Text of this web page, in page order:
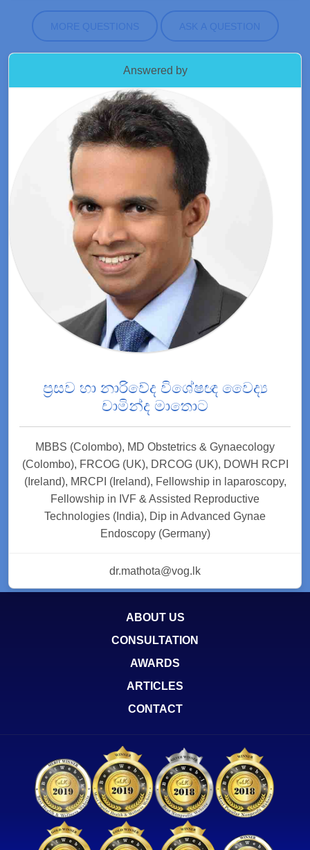
MORE QUESTIONS ASK A QUESTION
Answered by
ප්‍රසව හා නාරිවේද විශේෂඥ වෛද්‍ය
චාමින්ද මාතොට
MBBS (Colombo), MD Obstetrics & Gynaecology
(Colombo), FRCOG (UK), DRCOG (UK), DOWH RCPI
(Ireland), MRCPI (Ireland), Fellowship in laparoscopy,
Fellowship in IVF & Assisted Reproductive
Technologies (India), Dip in Advanced Gynae
Endoscopy (Germany)
dr.mathota@vog.lk
ABOUT US
CONSULTATION
AWARDS
ARTICLES
CONTACT